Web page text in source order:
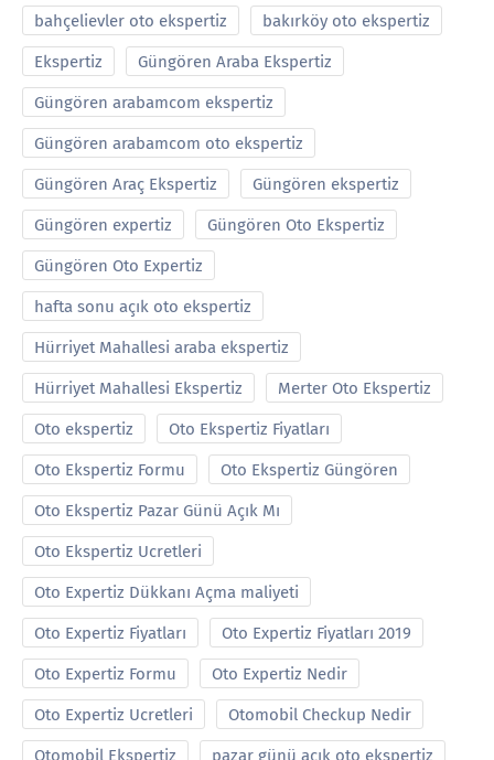
bahçelievler oto ekspertiz bakırköy oto ekspertiz
Ekspertiz Güngören Araba Ekspertiz
Güngören arabamcom ekspertiz
Güngören arabamcom oto ekspertiz
Güngören Araç Ekspertiz Güngören ekspertiz
Güngören expertiz Güngören Oto Ekspertiz
Güngören Oto Expertiz
hafta sonu açık oto ekspertiz
Hürriyet Mahallesi araba ekspertiz
Hürriyet Mahallesi Ekspertiz Merter Oto Ekspertiz
Oto ekspertiz Oto Ekspertiz Fiyatları
Oto Ekspertiz Formu Oto Ekspertiz Güngören
Oto Ekspertiz Pazar Günü Açık Mı
Oto Ekspertiz Ucretleri
Oto Expertiz Dükkanı Açma maliyeti
Oto Expertiz Fiyatları Oto Expertiz Fiyatları 2019
Oto Expertiz Formu Oto Expertiz Nedir
Oto Expertiz Ucretleri Otomobil Checkup Nedir
Otomobil Ekspertiz pazar günü açık oto ekspertiz